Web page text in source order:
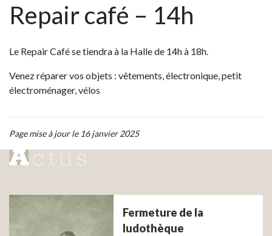
Repair café – 14h
Le Repair Café se tiendra à la Halle de 14h à 18h.
Venez réparer vos objets : vêtements, électronique, petit
électroménager, vélos
Page mise à jour le 16 janvier 2025
Fermeture de la
ludothèque